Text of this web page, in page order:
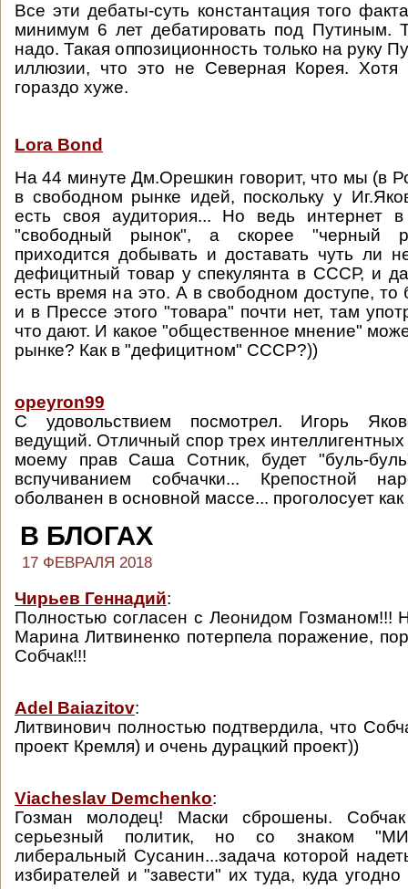
Все эти дебаты-суть константация того
минимум 6 лет дебатировать под Путиным.
надо. Такая оппозиционность только на руку
иллюзии, что это не Северная Корея.
гораздо хуже.
Lora Bond
На 44 минуте Дм.Орешкин говорит, что мы (в
в свободном рынке идей, поскольку у
есть своя аудитория... Но ведь интернет
"свободный рынок", а скорее "черный
приходится добывать и доставать чуть ли
дефицитный товар у спекулянта в СССР, и
есть время на это. А в свободном доступе,
и в Прессе этого "товара" почти нет, там
что дают. И какое "общественное мнение"
рынке? Как в "дефицитном" СССР?))
opeyron99
С удовольствием посмотрел. Игорь
ведущий. Отличный спор трех
моему прав Саша Сотник, будет "буль-
вспучиванием собчачки... Крепостной
оболванен в основной массе... проголосует
В БЛОГАХ
17 ФЕВРАЛЯ 2018
Чирьев Геннадий:
Полностью согласен с Леонидом Гозманом!!!
Марина Литвиненко потерпела поражение,
Собчак!!!
Adel Baiazitov:
Литвинович полностью подтвердила, что
проект Кремля) и очень дурацкий проект))
Viacheslav Demchenko:
Гозман молодец! Маски сброшены.
серьезный политик, но со знаком
либеральный Сусанин...задача которой
избирателей и "завести" их туда, куда